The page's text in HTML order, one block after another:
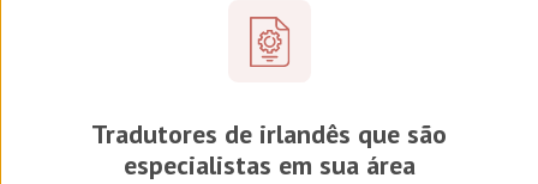
Tradutores de irlandês que são
especialistas em sua área